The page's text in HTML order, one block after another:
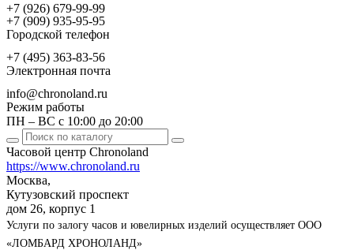
+7 (926) 679-99-99
+7 (909) 935-95-95
Городской телефон
+7 (495) 363-83-56
Электронная почта
info@chronoland.ru
Режим работы
ПН – ВС с 10:00 до 20:00
Часовой центр Chronoland
https://www.chronoland.ru
Москва,
Кутузовский проспект
дом 26, корпус 1
Услуги по залогу часов и ювелирных изделий осуществляет ООО
«ЛОМБАРД ХРОНОЛАНД»